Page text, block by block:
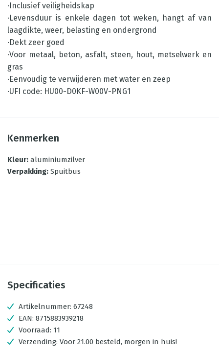
·Inclusief veiligheidskap
·Levensduur is enkele dagen tot weken, hangt af van
laagdikte, weer, belasting en ondergrond
·Dekt zeer goed
·Voor metaal, beton, asfalt, steen, hout, metselwerk en
gras
·Eenvoudig te verwijderen met water en zeep
·UFI code: HU00-D0KF-W00V-PNG1
Kenmerken
Kleur: aluminiumzilver
Verpakking: Spuitbus
Specificaties
Artikelnummer: 67248
EAN: 8715883939218
Voorraad: 11
Verzending: Voor 21.00 besteld, morgen in huis!